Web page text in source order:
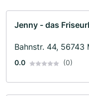
Jenny - das
Bahnstr. 44, 56743
0.0 (0)